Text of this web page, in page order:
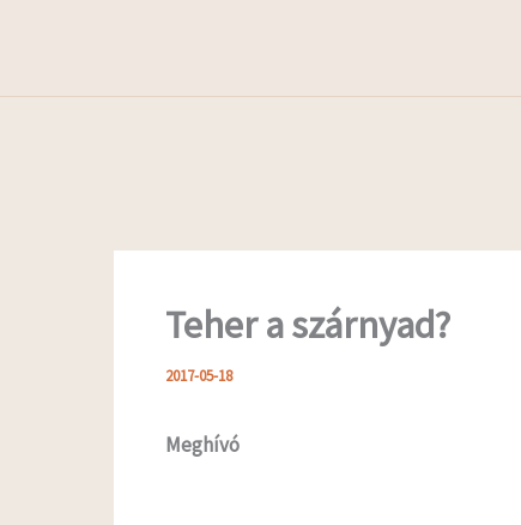
Teher a szárnyad?
2017-05-18
Meghívó